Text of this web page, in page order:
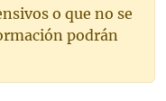
o que no se
podrán